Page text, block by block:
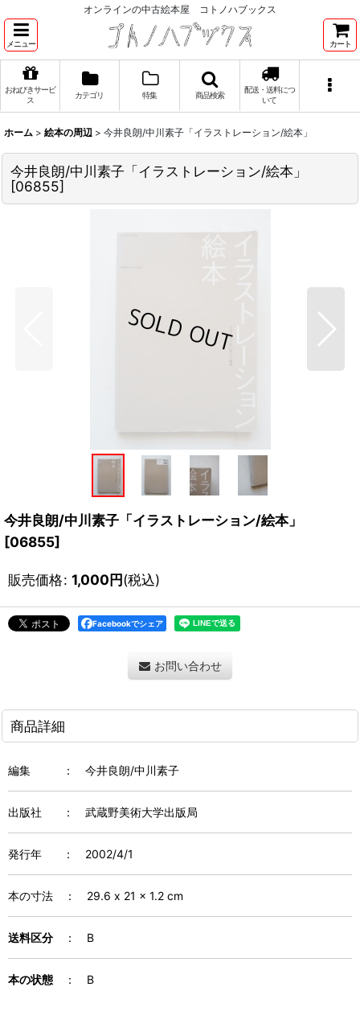
オンラインの中古絵本屋 コトノハブックス
メニュー カート
おねびきサービ
ス
カテゴリ 特集 商品検索
配送・送料につ
いて
ホーム > 絵本の周辺 > 今井良朗/中川素子「イラストレーション/絵本」
今井良朗/中川素子「イラストレーション/絵本」
[06855]
今井良朗/中川素子「イラストレーション/絵本」
[06855]
販売価格: 1,000円(税込)
Facebookでシェア
お問い合わせ
商品詳細
編集 ： 今井良朗/中川素子
出版社 ： 武蔵野美術大学出版局
発行年 ： 2002/4/1
本の寸法 ： 29.6 x 21 x 1.2 cm
送料区分 ： B
本の状態 ： B